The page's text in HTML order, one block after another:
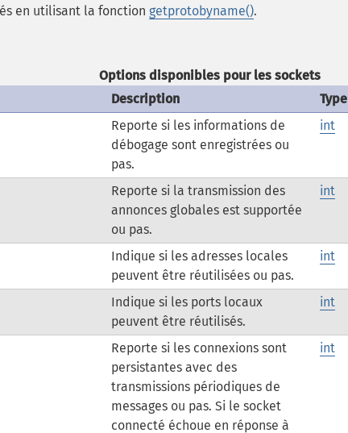
en utilisant la fonction getprotobyname().
Options disponibles pour les sockets
Description Type
Reporte si les informations de
débogage sont enregistrées ou
pas.
int
Reporte si la transmission des
annonces globales est supportée
ou pas.
int
Indique si les adresses locales
peuvent être réutilisées ou pas.
int
Indique si les ports locaux
peuvent être réutilisés.
int
Reporte si les connexions sont
persistantes avec des
transmissions périodiques de
messages ou pas. Si le socket
connecté échoue en réponse à
int